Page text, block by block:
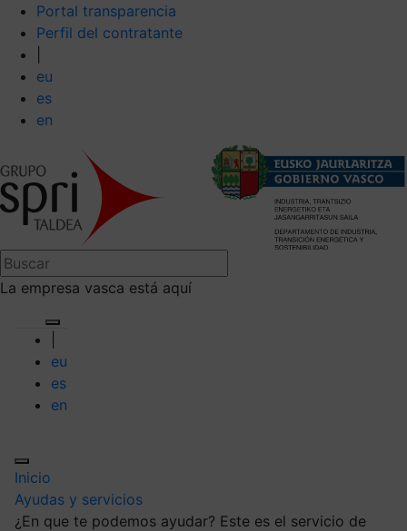
Portal transparencia
Perfil del contratante
eu
es
en
La empresa vasca está aquí
eu
es
en
Inicio
Ayudas y servicios
¿En que te podemos ayudar? Este es el servicio de